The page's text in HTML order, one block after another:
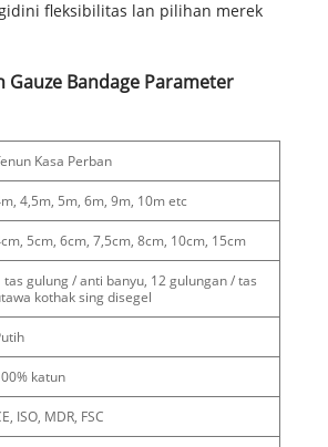
fleksibilitas lan pilihan merek
Gauze Bandage Parameter
Kasa Perban
4,5m, 5m, 6m, 9m, 10m etc
5cm, 6cm, 7,5cm, 8cm, 10cm, 15cm
tas gulung / anti banyu, 12 gulungan / tas
kothak sing disegel
katun
ISO, MDR, FSC